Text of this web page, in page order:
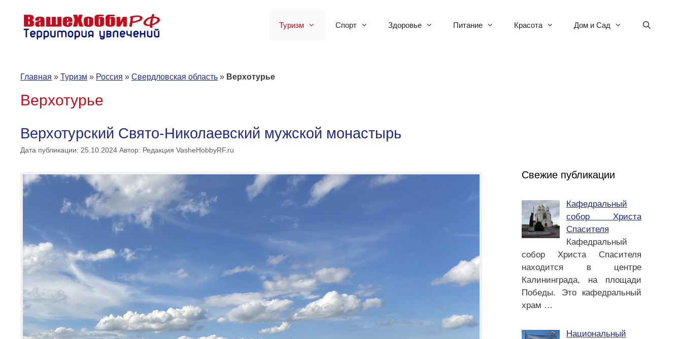
содержимому
Туризм Спорт Здоровье Питание Красота Дом и Сад
Главная » Туризм » Россия » Свердловская область » Верхотурье
Верхотурье
Верхотурский Свято-Николаевский мужской монастырь
Дата публикации: 25.10.2024 Автор: Редакция VasheHobbyRF.ru
Свежие публикации
Кафедральный
собор Христа
Спасителя
Кафедральный
собор Христа Спасителя
находится в центре
Калининграда, на площади
Победы. Это кафедральный
храм …
Национальный